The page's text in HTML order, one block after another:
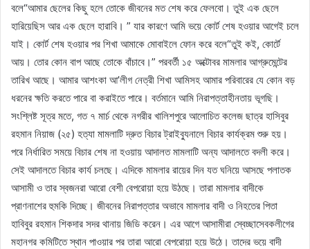
বলে“আমার ছেলের কিছু হলে তোকে জীবনের মত শেষ করে ফেলবো। তুই এক ছেলে
হারিয়েছিস আর এক ছেলে হারাবি। ” যার কারণে আমি ভয়ে কোর্ট শেষ হওয়ার আগেই চলে
যাই। কোর্ট শেষ হওয়ার পর শিখা আমাকে মোবাইলে ফোন করে বলে“তুই কই, কোর্টে
আয়। তোর কোন বাপ আছে তোকে বাঁচাবে।” পরবর্তী ১৫ অক্টোবর মামলার আগ্রুমেন্টের
তারিখ আছে। আমার আশংকা আ’লীগ নেত্রী শিখা আমিসহ আমার পরিবারের যে কোন বড়
ধরনের ক্ষতি করতে পারে বা করাইতে পারে। বর্তমানে আমি নিরাপত্তাহীনতায় ভূগছি।
সংশ্লিষ্ট সূত্র মতে, গত ৭ মার্চ থেকে নগরীর খালিশপুরে আলোচিত কলেজ ছাত্র হাসিবুর
রহমান নিয়াজ (২৫) হত্যা মামলাটি দ্রুত বিচার ট্রাইব্যুনালে বিচার কার্যক্রম শুরু হয়।
পরে নির্ধারিত সময়ে বিচার শেষ না হওয়ায় আদালত মামলাটি অন্য আদালতে বদলী করে।
সেই আদালতে বিচার কার্য চলছে। এদিকে মামলার রায়ের দিন যত ঘনিয়ে আসছে পলাতক
আসামী ও তার স্বজনরা আরো বেশী বেপরোয়া হয়ে উঠছে। তারা মামলার বাদীকে
প্রাণনাশের হুমকি দিচ্ছে। জীবনের নিরাপত্তার অভাবে মামলার বাদী ও নিহতের পিতা
হাবিবুর রহমান শিকদার সদর থানায় জিডি করেন। এর আগে আসামীরা স্বেচ্ছাসেবকলীগের
মহানগর কমিটিতে স্থান পাওয়ার পর তারা আরো বেপরোয়া হয়ে উঠে। তাদের ভয়ে বাদী